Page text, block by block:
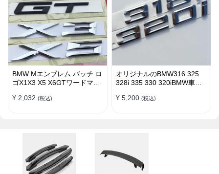
BMW Mエンブレム バッチ ロ
ゴX1X3 X5 X6GTワードマー
ラベルBMWリアラベル
¥ 2,032 (税込)
オリジナルのBMW316 325
328i 335 330 320iBMW車の
バッチ ロゴ
¥ 5,200 (税込)